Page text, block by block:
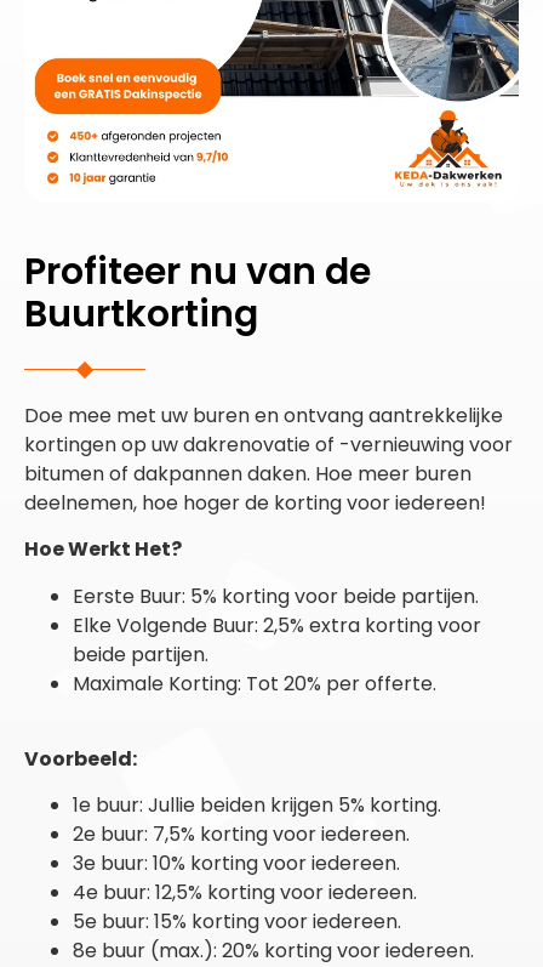
Profiteer nu van de
Buurtkorting
Doe mee met uw buren en ontvang aantrekkelijke
kortingen op uw dakrenovatie of -vernieuwing voor
bitumen of dakpannen daken. Hoe meer buren
deelnemen, hoe hoger de korting voor iedereen!
Hoe Werkt Het?
Eerste Buur: 5% korting voor beide partijen.
Elke Volgende Buur: 2,5% extra korting voor
beide partijen.
Maximale Korting: Tot 20% per offerte.
Voorbeeld:
1e buur: Jullie beiden krijgen 5% korting.
2e buur: 7,5% korting voor iedereen.
3e buur: 10% korting voor iedereen.
4e buur: 12,5% korting voor iedereen.
5e buur: 15% korting voor iedereen.
8e buur (max.): 20% korting voor iedereen.